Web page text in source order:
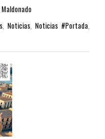
, Noticias, Noticias #Portada,